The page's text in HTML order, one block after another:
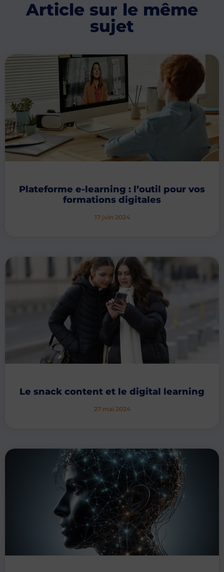
Article sur le même
sujet
Plateforme e-learning : l’outil pour vos
formations digitales
17 juin 2024
Le snack content et le digital learning
27 mai 2024